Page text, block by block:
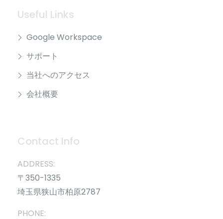
Useful Links
Google Workspace
サポート
当社へのアクセス
会社概要
Contact Info
ADDRESS:
〒350-1335
埼玉県狭山市柏原2787
PHONE: